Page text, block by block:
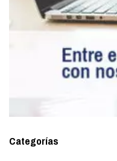
Categorías